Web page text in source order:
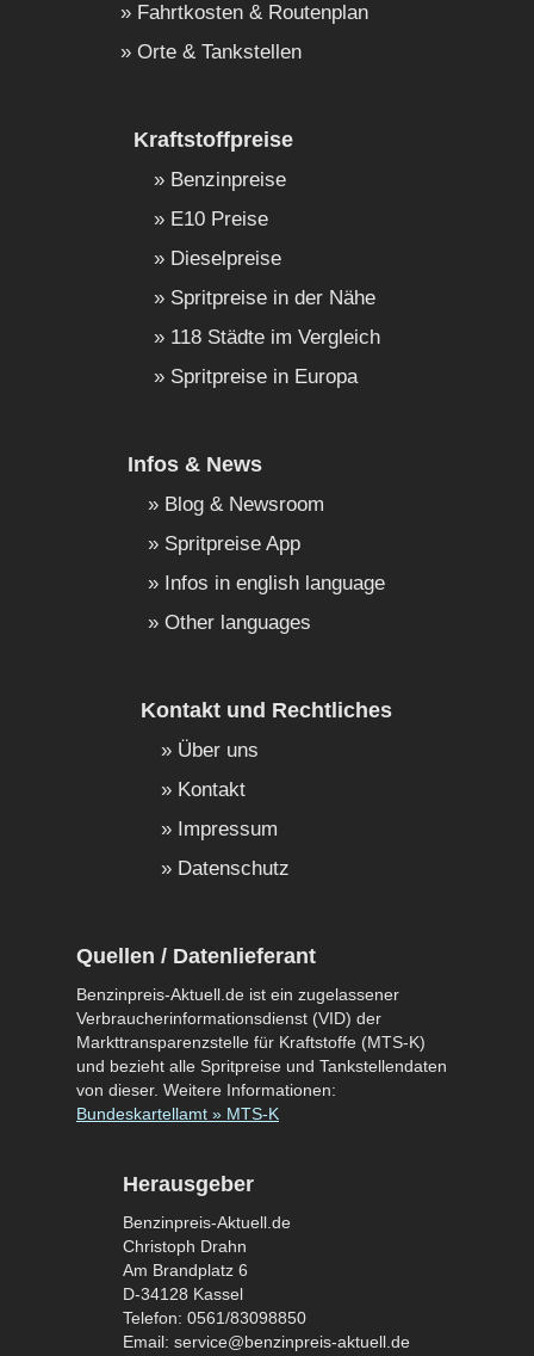
Fahrtkosten & Routenplan
Orte & Tankstellen
Kraftstoffpreise
Benzinpreise
E10 Preise
Dieselpreise
Spritpreise in der Nähe
118 Städte im Vergleich
Spritpreise in Europa
Infos & News
Blog & Newsroom
Spritpreise App
Infos in english language
Other languages
Kontakt und Rechtliches
Über uns
Kontakt
Impressum
Datenschutz
Quellen / Datenlieferant
Benzinpreis-Aktuell.de ist ein zugelassener
Verbraucherinformationsdienst (VID) der
Markttransparenzstelle für Kraftstoffe (MTS-K)
und bezieht alle Spritpreise und Tankstellendaten
von dieser. Weitere Informationen:
Bundeskartellamt » MTS-K
Herausgeber
Benzinpreis-Aktuell.de
Christoph Drahn
Am Brandplatz 6
D-34128 Kassel
Telefon: 0561/83098850
Email: service@benzinpreis-aktuell.de